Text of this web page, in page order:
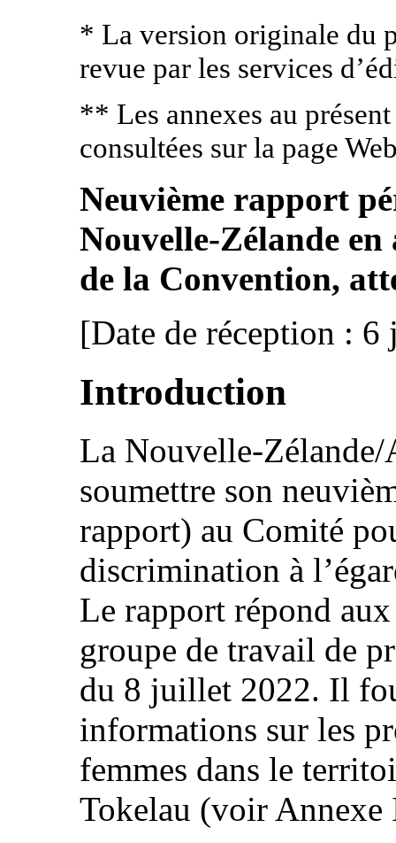
* La version originale du
revue par les services
** Les annexes au
consultées sur la page
Neuvième rapport
Nouvelle-Zélande
de la Convention,
[Date de réception :
Introduction
La Nouvelle-Zélande/
soumettre son
rapport) au Comité
discrimination à
Le rapport répond
groupe de travail de
du 8 juillet 2022. Il
informations sur les
femmes dans le
Tokelau (voir Annexe